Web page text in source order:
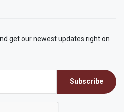
get our newest updates right on
Subscribe